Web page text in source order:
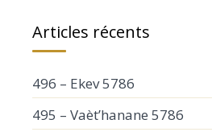
Articles récents
496 – Ekev 5786
495 – Vaèt’hanane 5786